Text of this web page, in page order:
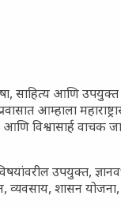
साहित्य आणि उपयुक्त
आम्हाला
वाचक
उपयुक्त,
व्यवसाय, शासन